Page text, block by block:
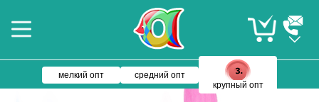
мелкий опт
средний опт
крупный опт